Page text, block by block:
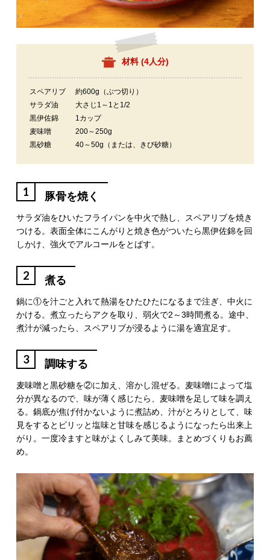
材料 (4人分)
スペアリブ
約600g（ぶつ切り）
サラダ油
大さじ1～1と1/2
黒伊佐錦
1カップ
麦味噌
200～250g
黒砂糖
40～50g（または、きび砂糖）
1 豚骨を焼く
サラダ油をひいたフライパンを中火で熱し、スペアリブを焼き
つける。表面全体にこんがりと焼き色がついたら黒伊佐錦を回
しかけ、強火でアルコールをとばす。
2 煮る
鍋に①を汁ごと入れて熱湯をひたひたになるまで注ぎ、中火に
かける。煮立ったらアクを取り、弱火で2～3時間煮る。途中、
煮汁が減ったら、スペアリブが浸るように湯を適宜足す。
3 調味する
麦味噌と黒砂糖を②に加え、溶かし混ぜる。麦味噌によって塩
分が異なるので、味が薄く感じたら、麦味噌を足して味を調え
る。鍋底が焦げ付かないように煮詰め、汁がとろりとして、味
見をするとビリッと塩味と甘味を感じるようになったら出来上
がり。一度冷ますと味がよくしみて美味。まとめづくりもお薦
め。